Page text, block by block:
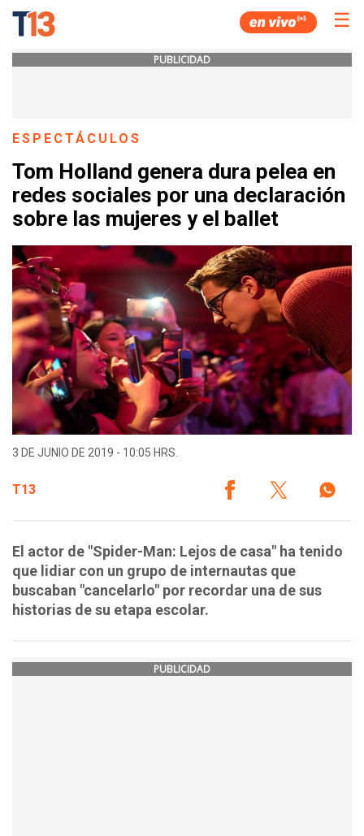
☰
PUBLICIDAD
ESPECTÁCULOS
Tom Holland genera dura pelea en
redes sociales por una declaración
sobre las mujeres y el ballet
3 DE JUNIO DE 2019 - 10:05 HRS.
T13
El actor de "Spider-Man: Lejos de casa" ha tenido
que lidiar con un grupo de internautas que
buscaban "cancelarlo" por recordar una de sus
historias de su etapa escolar.
PUBLICIDAD